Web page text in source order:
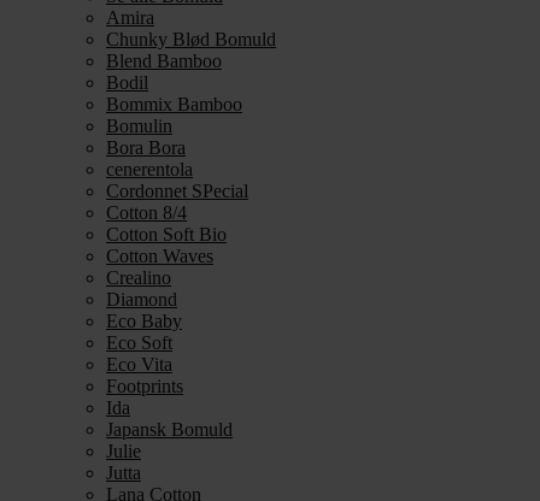
Amira
Chunky Blød Bomuld
Blend Bamboo
Bodil
Bommix Bamboo
Bomulin
Bora Bora
cenerentola
Cordonnet SPecial
Cotton 8/4
Cotton Soft Bio
Cotton Waves
Crealino
Diamond
Eco Baby
Eco Soft
Eco Vita
Footprints
Ida
Japansk Bomuld
Julie
Jutta
Lana Cotton